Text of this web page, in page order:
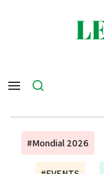
#Mondial 2026